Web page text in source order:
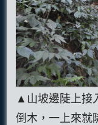
▲山坡邊陡上接
倒木，一上來就